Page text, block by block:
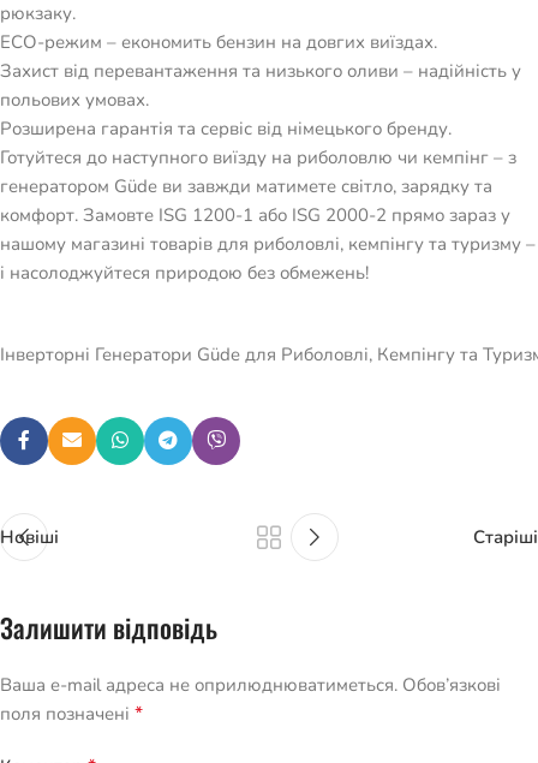
рюкзаку.
ECO-режим – економить бензин на довгих виїздах.
Захист від перевантаження та низького оливи – надійність у
польових умовах.
Розширена гарантія та сервіс від німецького бренду.
Готуйтеся до наступного виїзду на риболовлю чи кемпінг – з
генератором Güde ви завжди матимете світло, зарядку та
комфорт. Замовте ISG 1200-1 або ISG 2000-2 прямо зараз у
нашому магазині товарів для риболовлі, кемпінгу та туризму –
і насолоджуйтеся природою без обмежень!
Інверторні Генератори Güde для Риболовлі, Кемпінгу та
Новіші Старіші
Залишити відповідь
Ваша e-mail адреса не оприлюднюватиметься. Обов’язкові
поля позначені *